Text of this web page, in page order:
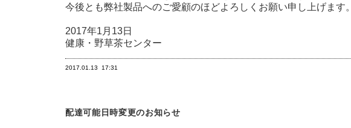
今後とも弊社製品へのご愛顧のほどよろしくお願い申し上げます。
2017年1月13日
健康・野草茶センター
2017.01.13 17:31
配達可能日時変更のお知らせ